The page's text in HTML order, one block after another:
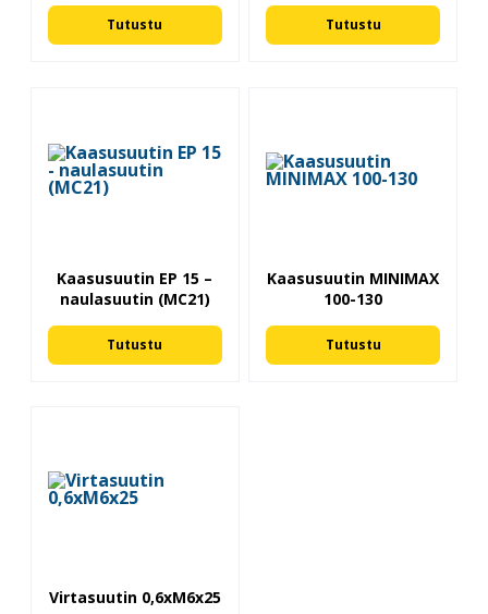
Tutustu Tutustu
Kaasusuutin EP 15 –
naulasuutin (MC21)
Tutustu
Kaasusuutin MINIMAX
100-130
Tutustu
Virtasuutin 0,6xM6x25